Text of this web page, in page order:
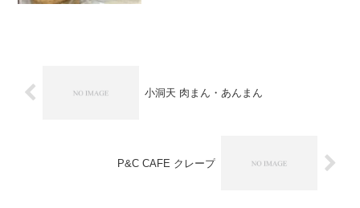
小洞天 肉まん・あんまん
P&C CAFE クレープ